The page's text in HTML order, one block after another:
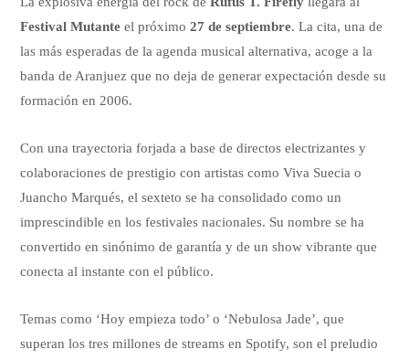
Festival Mutante el próximo27 de septiembre. La cita, una de
las más esperadas de la agenda musical alternativa, acoge a la
banda de Aranjuez que no deja de generar expectación desde su
formación en 2006.
Con una trayectoria forjada a base de directos electrizantes y
colaboraciones de prestigio con artistas como Viva Suecia o
Juancho Marqués, el sexteto se ha consolidado como un
imprescindible en los festivales nacionales. Su nombre se ha
convertido en sinónimo de garantía y de un show vibrante que
conecta al instante con el público.
Temas como ‘Hoy empieza todo’ o ‘Nebulosa Jade’, que
superan los tres millones de streams en Spotify, son el preludio